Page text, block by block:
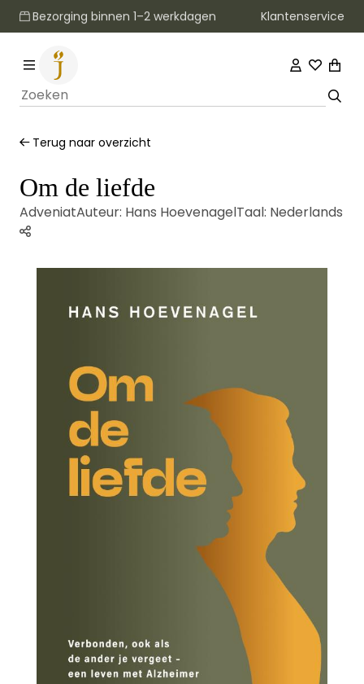
Bezorging binnen 1–2 werkdagen Klantenservice
Terug naar overzicht
Om de liefde
AdveniatAuteur: Hans HoevenagelTaal: Nederlands